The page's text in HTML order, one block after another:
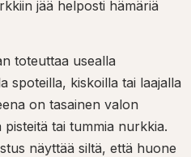
jää helposti hämäriä
toteuttaa usealla
spoteilla, kiskoilla tai laajalla
on tasainen valon
tai tummia nurkkia.
näyttää siltä, että huone